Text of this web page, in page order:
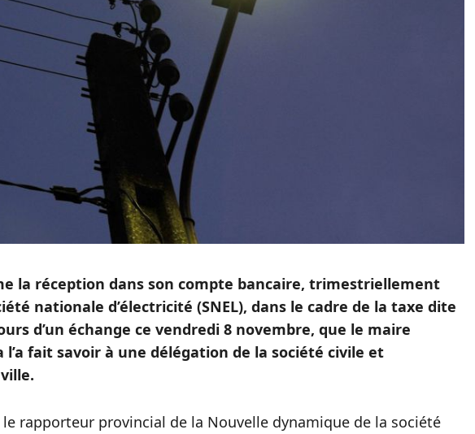
la réception dans son compte bancaire, trimestriellement
nationale d’électricité (SNEL), dans le cadre de la taxe dite
d’un échange ce vendredi 8 novembre, que le maire
fait savoir à une délégation de la société civile et
rapporteur provincial de la Nouvelle dynamique de la société